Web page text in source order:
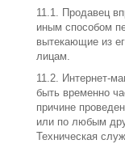
11.1. Продавец
иным способом
вытекающие из
лицам.
11.2. Интернет-
быть временно
причине
или по любым
Техническая